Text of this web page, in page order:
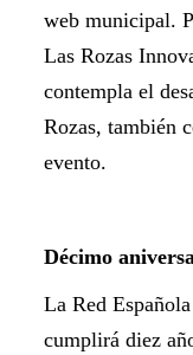
web municipal.
Las Rozas
contempla el
Rozas, también
evento.
Décimo
La Red
cumplirá diez